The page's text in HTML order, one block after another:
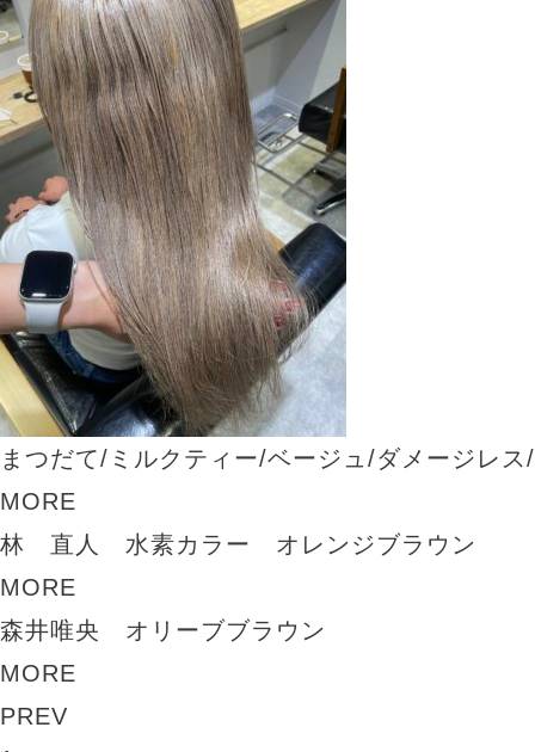
まつだて/ミルクティー/ベージュ/ダメージレス
MORE
林 直人 水素カラー オレンジブラウン
MORE
森井唯央 オリーブブラウン
MORE
PREV